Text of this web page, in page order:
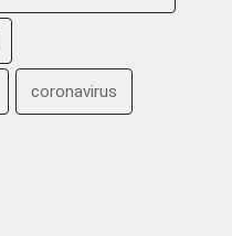
coronavirus